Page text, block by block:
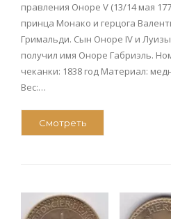
правления Оноре V (13/14 мая
принца Монако и герцога
Гримальди. Сын Оноре IV и
получил имя Оноре Габриэль.
чеканки: 1838 год Материал:
Вес:…
Смотреть